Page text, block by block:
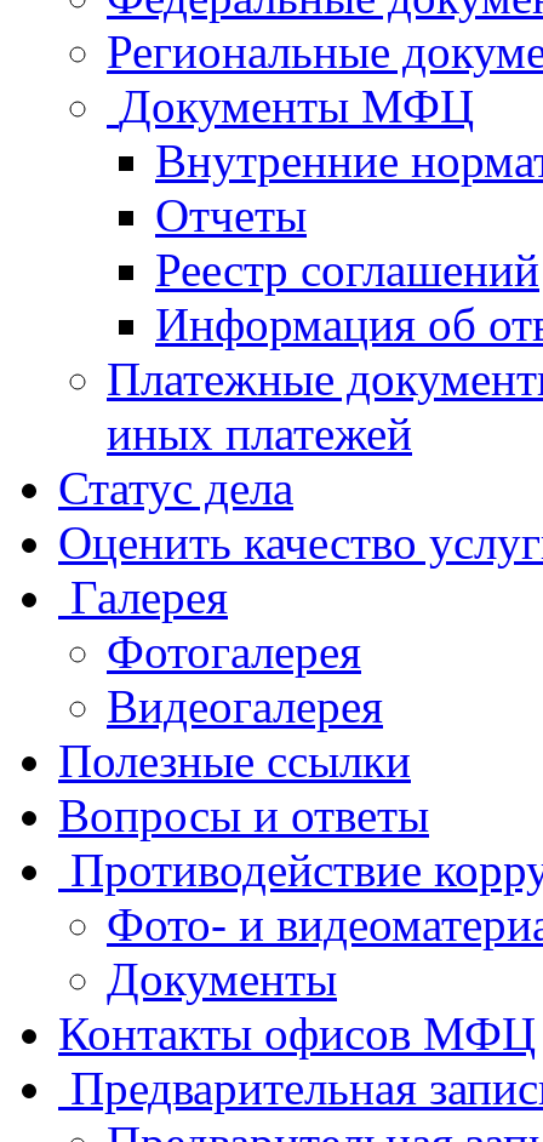
Региональные
Документы МФЦ
Внутренние
Отчеты
Реестр соглашений
Информация об
Платежные
иных платежей
Статус дела
Оценить качество
Галерея
Фотогалерея
Видеогалерея
Полезные ссылки
Вопросы и ответы
Противодействие
Фото- и
Документы
Контакты офисов МФЦ
Предварительная